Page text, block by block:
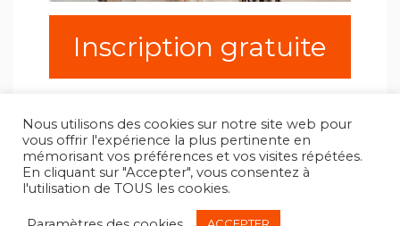
Inscription gratuite
Copyright All Rights Reserved 2025
Contacts
Données personnelles et cookies
Nous utilisons des cookies sur notre site web pour
vous offrir l'expérience la plus pertinente en
mémorisant vos préférences et vos visites répétées.
En cliquant sur "Accepter", vous consentez à
l'utilisation de TOUS les cookies.